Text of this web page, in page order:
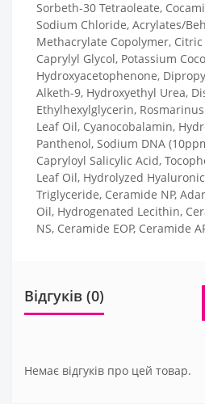
Sorbeth-30 Tetraoleate,
Sodium Chloride, Acrylates/
Methacrylate Copolymer,
Caprylyl Glycol, Potassium
Hydroxyacetophenone,
Alketh-9, Hydroxyethyl Urea,
Ethylhexylglycerin,
Leaf Oil, Cyanocobalamin,
Panthenol, Sodium DNA
Capryloyl Salicylic Acid,
Leaf Oil, Hydrolyzed
Triglyceride, Ceramide NP,
Oil, Hydrogenated Lecithin,
NS, Ceramide EOP, Ceramide
Відгуків (0)
Немає відгуків про цей товар.